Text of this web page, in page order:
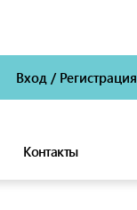
Вход / Регистрация
Контакты